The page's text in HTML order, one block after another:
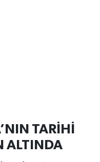
TARİHİ
ALTINDA